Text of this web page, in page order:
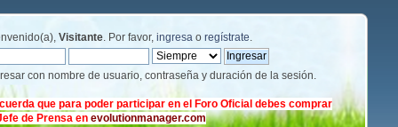
Visitante. Por favor,ingresa oregístrate.
con nombre de usuario, contraseña y duración de la sesión.
que para poder participar en el Foro Oficial debes comprar
de Prensa enevolutionmanager.com